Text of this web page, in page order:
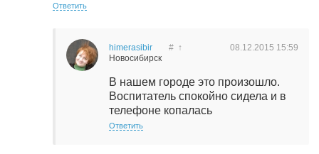
Ответить
himerasibir
Новосибирск
08.12.2015 15:59
# ↑
В нашем городе это произошло.
Воспитатель спокойно сидела и в
телефоне копалась
Ответить